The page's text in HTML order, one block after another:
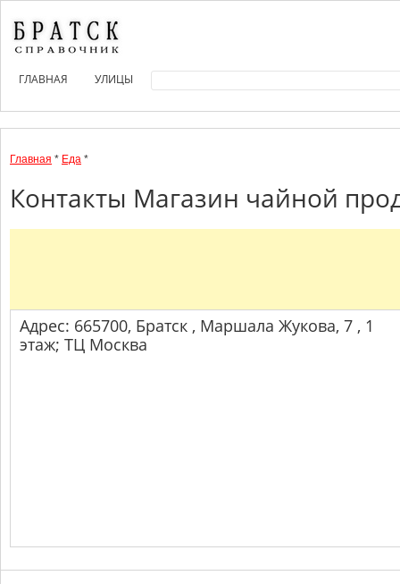
ГЛАВНАЯ УЛИЦЫ
Главная * Еда *
Контакты Магазин чайной
Адрес: 665700, Братск , Маршала Жукова, 7 , 1
этаж; ТЦ Москва